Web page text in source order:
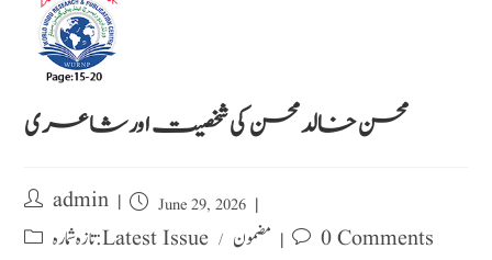
محسن خالد محسن کی شخصیت اور شاعری
admin June 29, 2026
تازہ شمارہ : Latest Issue / مضمون 0 Comments